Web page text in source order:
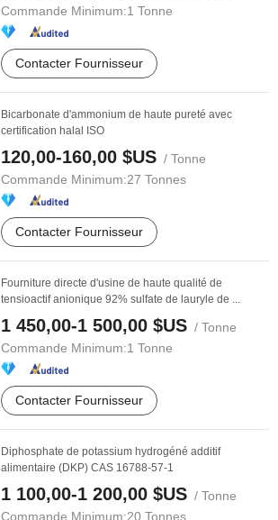
Commande Minimum:1 Tonne
Contacter Fournisseur
Bicarbonate d'ammonium de haute pureté avec
certification halal ISO
120,00-160,00 $US / Tonne
Commande Minimum:27 Tonnes
Contacter Fournisseur
Fourniture directe d'usine de haute qualité de
tensioactif anionique 92% sulfate de lauryle de ...
1 450,00-1 500,00 $US / Tonne
Commande Minimum:1 Tonne
Contacter Fournisseur
Diphosphate de potassium hydrogéné additif
alimentaire (DKP) CAS 16788-57-1
1 100,00-1 200,00 $US / Tonne
Commande Minimum:20 Tonnes